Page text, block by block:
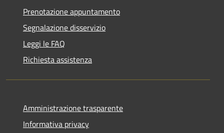
Prenotazione appuntamento
Segnalazione disservizio
Leggi le FAQ
Richiesta assistenza
Amministrazione trasparente
Informativa privacy